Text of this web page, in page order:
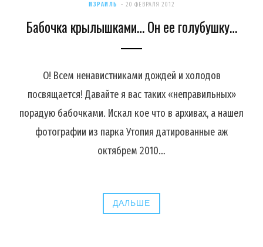
ИЗРАИЛЬ 20 ФЕВРАЛЯ 2012
Бабочка крылышками… Он ее голубушку…
О! Всем ненавистниками дождей и холодов
посвящается! Давайте я вас таких «неправильных»
порадую бабочками. Искал кое что в архивах, а нашел
фотографии из парка Утопия датированные аж
октябрем 2010…
ДАЛЬШЕ